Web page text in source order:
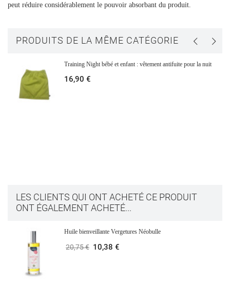
peut réduire considérablement le pouvoir absorbant du produit.
PRODUITS DE LA MÊME CATÉGORIE
Training Night bébé et enfant : vêtement antifuite pour la nuit
16,90 €
LES CLIENTS QUI ONT ACHETÉ CE PRODUIT
ONT ÉGALEMENT ACHETÉ...
Huile bienveillante Vergetures Néobulle
20,75 € 10,38 €